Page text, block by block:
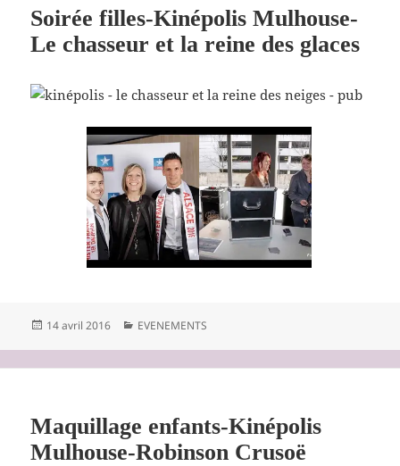
Soirée filles-Kinépolis Mulhouse-
Le chasseur et la reine des glaces
Publié
14 avril 2016 Catégories
EVENEMENTS
Maquillage enfants-Kinépolis
Mulhouse-Robinson Crusoë